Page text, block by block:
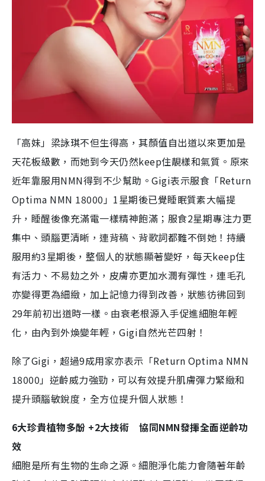
「高妹」梁詠琪不但生得高，其顏值自出道以來更加是
天花板級數，而她到今天仍然keep住靚樣和氣質。原來
近年靠服用NMN得到不少幫助。Gigi表示服食「Return
Optima NMN 18000」1星期後已覺睡眠質素大幅提
升，睡醒後像充滿電一樣精神飽滿；服食2星期專注力更
集中、頭腦更清晰，連背稿、背歌詞都難不倒她！持續
服用約3星期後，整個人的狀態顯著變好，每天keep住
有活力、不易攰之外，皮膚亦更加水潤有彈性，連毛孔
亦變得更為細緻，加上記憶力得到改善，狀態彷彿回到
29年前初出道時一樣。由衰老根源入手促進細胞年輕
化，由內到外煥變年輕，Gigi自然光芒四射！
除了Gigi，超過9成用家亦表示「Return Optima NMN
18000」逆齡威力強勁，可以有效提升肌膚彈力緊緻和
提升頭腦敏銳度，全方位提升個人狀態！
6大珍貴植物多酚 +2大技術 協同NMN發揮全面逆齡功
效
細胞是所有生物的生命之源。細胞淨化能力會隨著年齡